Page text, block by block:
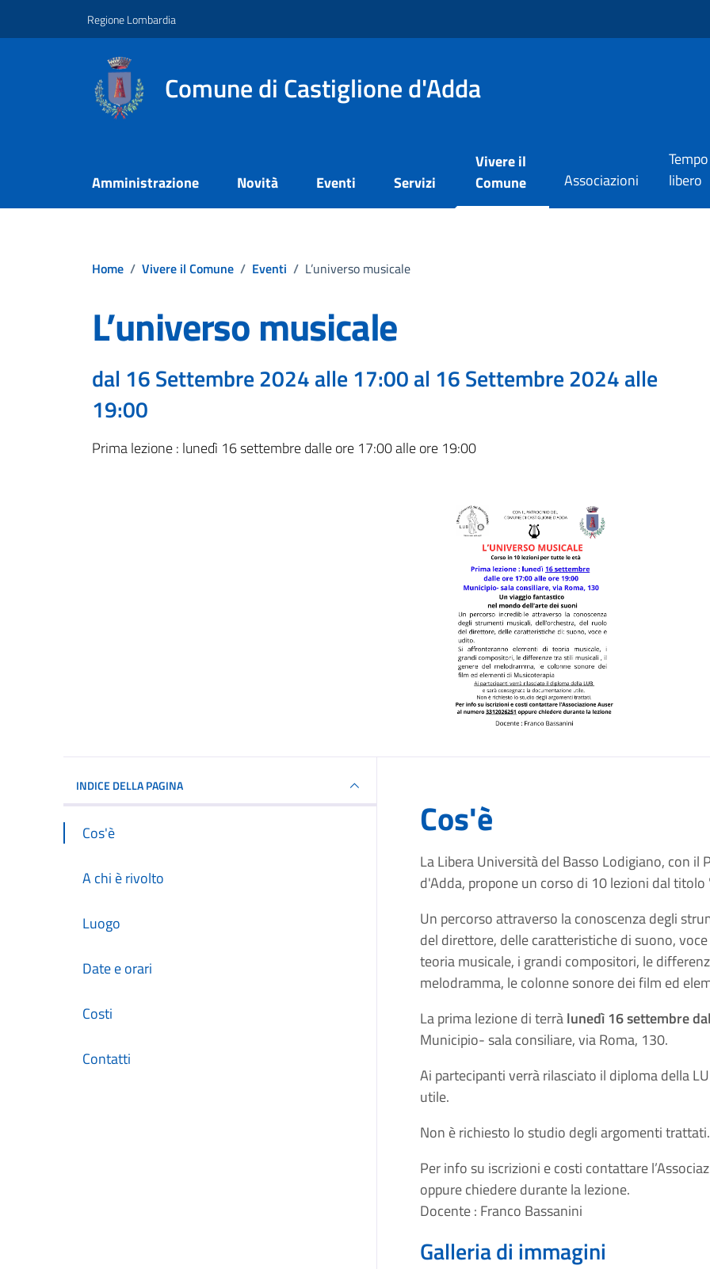
Regione Lombardia
Comune di Castiglione d'Adda
Amministrazione Novità Eventi Servizi
Vivere il
Comune
Associazioni
Tempo
libero
Home / Vivere il Comune / Eventi / L’universo musicale
L’universo musicale
dal 16 Settembre 2024 alle 17:00 al 16 Settembre 2024 alle
19:00
Prima lezione : lunedì 16 settembre dalle ore 17:00 alle ore 19:00
INDICE DELLA PAGINA
Cos'è
A chi è rivolto
Luogo
Date e orari
Costi
Contatti
Cos'è
La Libera Università del Basso Lodigiano, con
d'Adda, propone un corso di 10 lezioni dal titolo
Un percorso attraverso la conoscenza degli
del direttore, delle caratteristiche di suono,
teoria musicale, i grandi compositori, le
melodramma, le colonne sonore dei film ed
La prima lezione di terràlunedì 16 settembre
Municipio- sala consiliare, via Roma, 130.
Ai partecipanti verrà rilasciato il diploma della
utile.
Non è richiesto lo studio degli argomenti trattati.
Per info su iscrizioni e costi contattare
oppure chiedere durante la lezione.
Docente : Franco Bassanini
Galleria di immagini